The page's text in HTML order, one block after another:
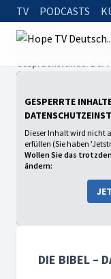
TV PODCASTS
Startseite
2023: Der Brief an die
Gesprächsrunde: Der
GESPERRTE
Dieser Inhalt wird nicht
erfüllen (Sie haben
Wollen Sie das
ändern:
DIE BIBEL –